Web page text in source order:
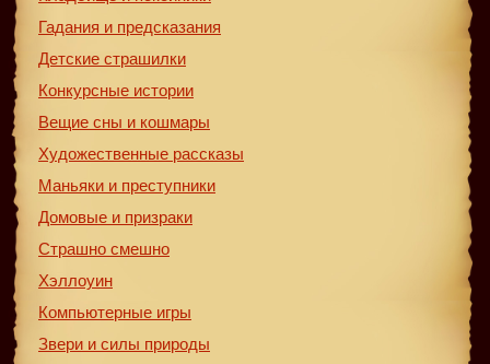
Гадания и предсказания
Детские страшилки
Конкурсные истории
Вещие сны и кошмары
Художественные рассказы
Маньяки и преступники
Домовые и призраки
Страшно смешно
Хэллоуин
Компьютерные игры
Звери и силы природы